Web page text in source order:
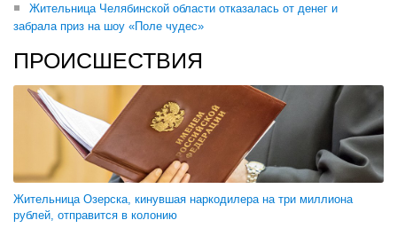
Жительница Челябинской области отказалась от денег и
забрала приз на шоу «Поле чудес»
ПРОИСШЕСТВИЯ
Жительница Озерска, кинувшая наркодилера на три миллиона
рублей, отправится в колонию